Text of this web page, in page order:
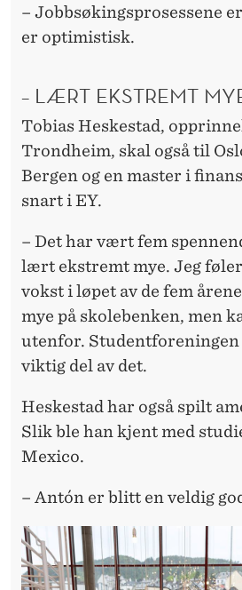
– Jobbsøkingsprosessene
er optimistisk.
– LÆRT EKSTREMT
Tobias Heskestad,
Trondheim, skal også til
Bergen og en master i
snart i EY.
– Det har vært fem
lært ekstremt mye. Jeg
vokst i løpet av de fem
mye på skolebenken, men
utenfor.
viktig del av det.
Heskestad har også spilt
Slik ble han kjent med
Mexico.
– Antón er blitt en veldig